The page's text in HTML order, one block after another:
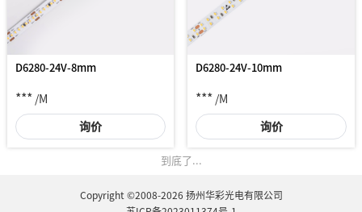
D6280-24V-8mm
*** /M
询价
D6280-24V-10mm
*** /M
询价
到底了...
Copyright ©2008-2026 扬州华彩光电有限公司